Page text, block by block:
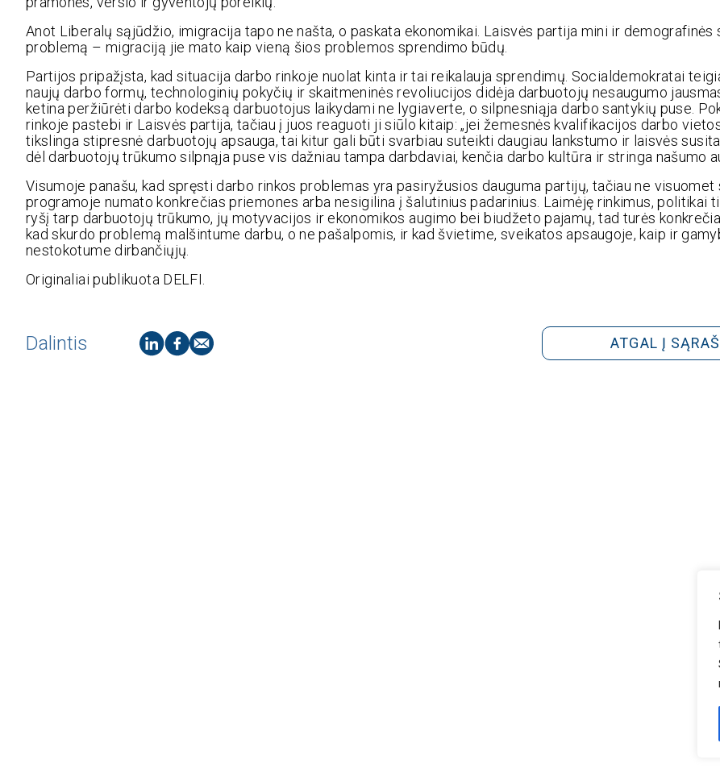
Anot Liberalų sąjūdžio, imigracija tapo ne našta, o paskata ekonomikai. Laisvės partija mini ir demografinės
problemą – migraciją jie mato kaip vieną šios problemos sprendimo būdų.
Partijos pripažįsta, kad situacija darbo rinkoje nuolat kinta ir tai reikalauja sprendimų. Socialdemokratai
naujų darbo formų, technologinių pokyčių ir skaitmeninės revoliucijos didėja darbuotojų nesaugumo
ketina peržiūrėti darbo kodeksą darbuotojus laikydami ne lygiaverte, o silpnesniąja darbo santykių puse.
rinkoje pastebi ir Laisvės partija, tačiau į juos reaguoti ji siūlo kitaip: „jei žemesnės kvalifikacijos darbo
tikslinga stipresnė darbuotojų apsauga, tai kitur gali būti svarbiau suteikti daugiau lankstumo ir laisvės
dėl darbuotojų trūkumo silpnąja puse vis dažniau tampa darbdaviai, kenčia darbo kultūra ir stringa našumo
Visumoje panašu, kad spręsti darbo rinkos problemas yra pasiryžusios dauguma partijų, tačiau ne visuomet
programoje numato konkrečias priemones arba nesigilina į šalutinius padarinius. Laimėję rinkimus, politikai
ryšį tarp darbuotojų trūkumo, jų motyvacijos ir ekonomikos augimo bei biudžeto pajamų, tad turės
kad skurdo problemą malšintume darbu, o ne pašalpomis, ir kad švietime, sveikatos apsaugoje, kaip ir
nestokotume dirbančiųjų.
Originaliai publikuota DELFI.
Dalintis ATGAL Į